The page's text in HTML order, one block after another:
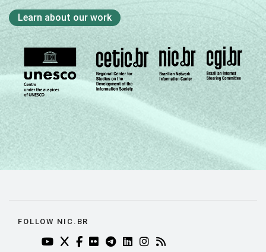
Learn about our work
FOLLOW NIC.BR
YOUTUBE DO NIC.BR (ABRE EM NOVA ABA)
TWITTER DO NIC.BR (ABRE EM NOVA ABA)
FACEBOOK DO NIC.BR (ABRE EM NOVA
FLICKR DO NIC.BR (ABRE EM NOVA
TELEGRAM DO NIC.BR (ABRE EM
LINKEDIN DO NIC.BR (ABRE
INSTAGRAM DO NIC.BR
RSS DO NIC.BR (ABRE